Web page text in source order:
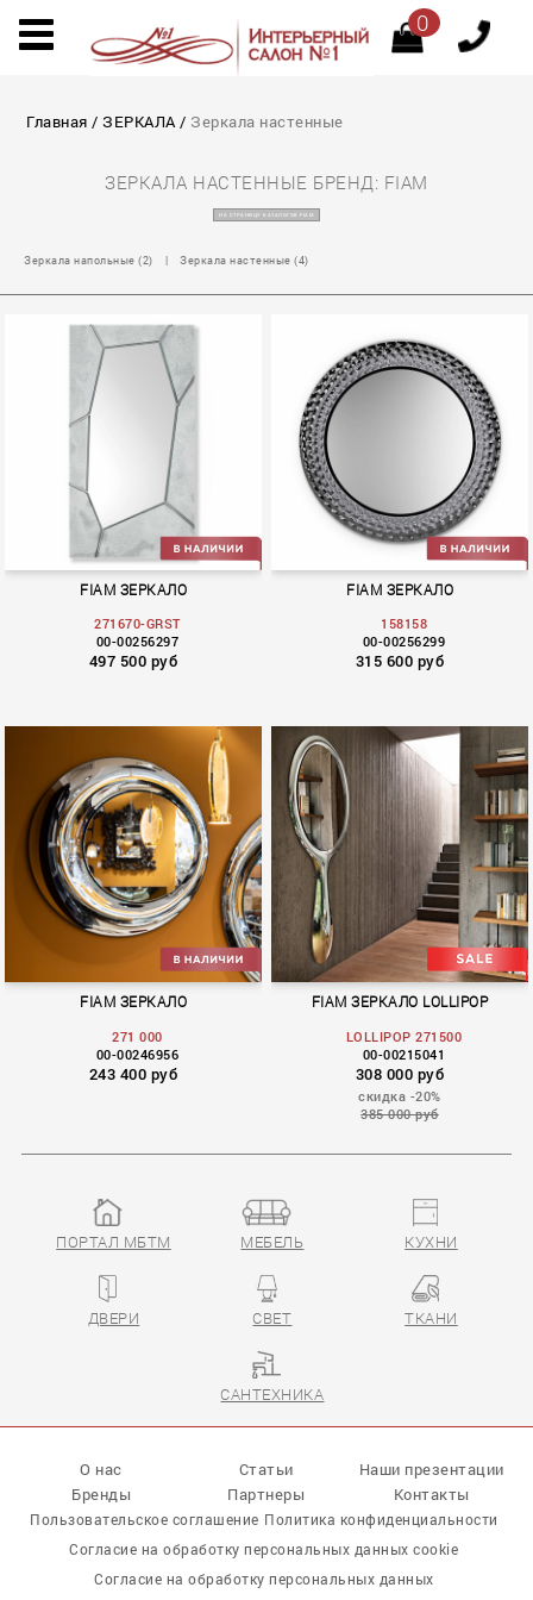
0
Главная /ЗЕРКАЛА / Зеркала настенные
ЗЕРКАЛА НАСТЕННЫЕ БРЕНД: FIAM
НА СТРАНИЦУ КАТАЛОГОВ FIAM
Зеркала напольные (2) | Зеркала настенные (4)
FIAM ЗЕРКАЛО
271670-GRST
00-00256297
497 500 руб
FIAM ЗЕРКАЛО
158158
00-00256299
315 600 руб
FIAM ЗЕРКАЛО
271 000
00-00246956
243 400 руб
FIAM ЗЕРКАЛО LOLLIPOP
LOLLIPOP 271500
00-00215041
308 000 руб
скидка -20%
385 000 руб
ПОРТАЛ МБТМ МЕБЕЛЬ КУХНИ
ДВЕРИ СВЕТ ТКАНИ
САНТЕХНИКА
О нас Статьи
Наши презентации
Бренды
Партнеры Контакты
Пользовательское соглашение Политика конфиденциальности
Согласие на обработку персональных данных cookie
Согласие на обработку персональных данных